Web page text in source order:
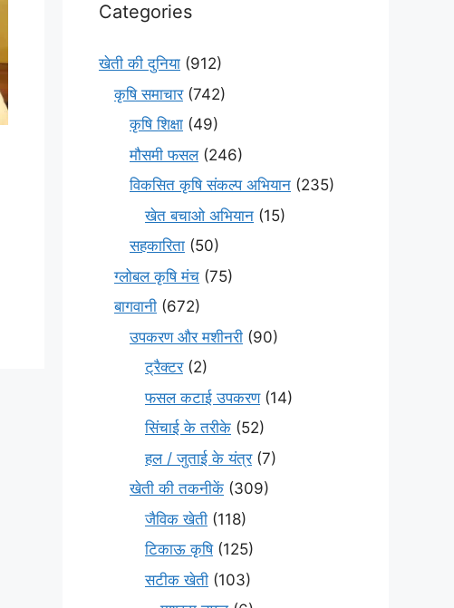
Categories
खेती की दुनिया (912)
कृषि समाचार(742)
कृषि शिक्षा (49)
मौसमी फसल(246)
विकसित कृषि संकल्प अभियान (235)
खेत बचाओ अभियान (15)
सहकारिता (50)
ग्लोबल कृषि मंच (75)
बागवानी (672)
उपकरण और मशीनरी (90)
ट्रैक्टर(2)
फसल कटाई उपकरण(14)
सिंचाई के तरीके (52)
हल / जुताई के यंत्र(7)
खेती की तकनीकें (309)
जैविक खेती (118)
टिकाऊ कृषि(125)
सटीक खेती (103)